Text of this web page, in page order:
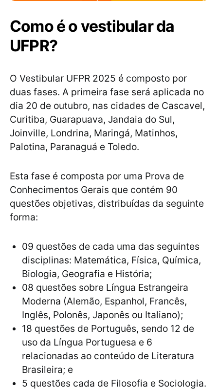
Como é o vestibular da
UFPR?
O Vestibular UFPR 2025 é composto por
duas fases. A primeira fase será aplicada no
dia 20 de outubro, nas cidades de Cascavel,
Curitiba, Guarapuava, Jandaia do Sul,
Joinville, Londrina, Maringá, Matinhos,
Palotina, Paranaguá e Toledo.
Esta fase é composta por uma Prova de
Conhecimentos Gerais que contém 90
questões objetivas, distribuídas da seguinte
forma:
09 questões de cada uma das seguintes
disciplinas: Matemática, Física, Química,
Biologia, Geografia e História;
08 questões sobre Língua Estrangeira
Moderna (Alemão, Espanhol, Francês,
Inglês, Polonês, Japonês ou Italiano);
18 questões de Português, sendo 12 de
uso da Língua Portuguesa e 6
relacionadas ao conteúdo de Literatura
Brasileira; e
5 questões cada de Filosofia e Sociologia.